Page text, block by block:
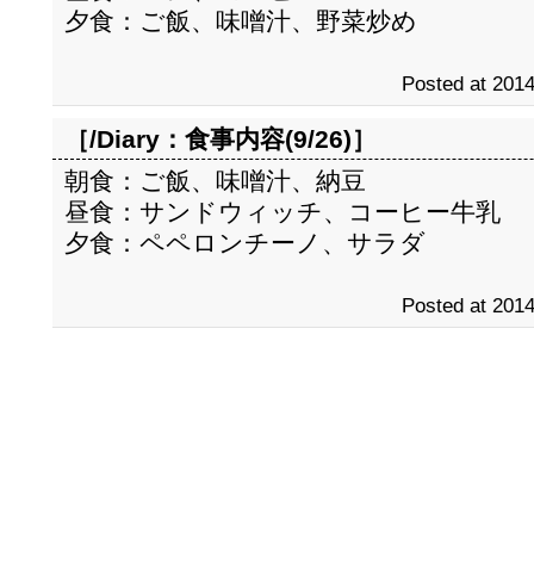
夕食：ご飯、味噌汁、野菜炒め
Posted at
［/Diary： 食事内容(9/26)］
朝食：ご飯、味噌汁、納豆
昼食：サンドウィッチ、コーヒー牛乳
夕食：ペペロンチーノ、サラダ
Posted at